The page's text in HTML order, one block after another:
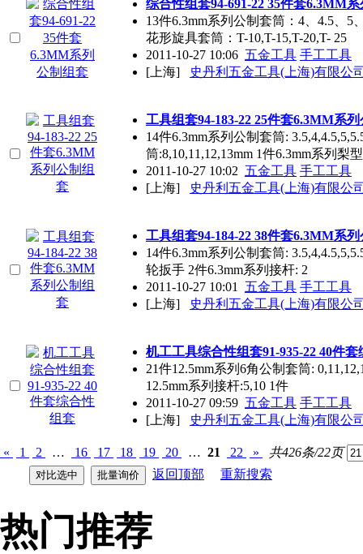
综合性组套94-691-22 35件套6.3MM
13件6.3mm系列公制套筒：4、4.5、5
花形旋具套筒：T-10,T-15,T-20,T- 25
2011-10-27 10:06 五金工具 手工工具
[上海]
史丹利五金工具(上海)有限公
工具组套94-183-22 25件套6.3MM系
14件6.3mm系列公制套筒:
筒:8,10,11,12,13mm 1件6.3mm系列梨型
2011-10-27 10:02 五金工具 手工工具
[上海]
史丹利五金工具(上海)有限公
工具组套94-184-22 38件套6.3MM系
14件6.3mm系列公制套筒:
轮扳手 2件6.3mm系列接杆: 2
2011-10-27 10:01 五金工具 手工工具
[上海]
史丹利五金工具(上海)有限公
机工工具综合性组套91-935-22 40件
21件12.5mm系列6角公制套筒:
12.5mm系列接杆:5,10 1件
2011-10-27 09:59 五金工具 手工工具
[上海]
史丹利五金工具(上海)有限公
« 1 2 … 16 17 18 19 20 … 21 22 »
共426条/22页
返回顶部
重新搜索
热门推荐